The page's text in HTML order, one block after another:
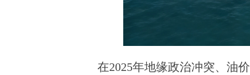
在2025年地缘政治冲突、油